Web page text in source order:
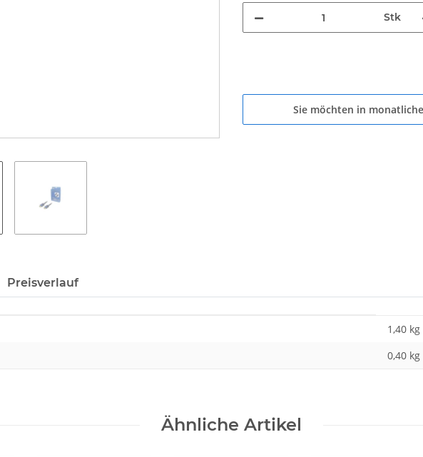
Stk
Sie möchten in
Preisverlauf
1,40 kg
0,40 kg
Ähnliche Artikel